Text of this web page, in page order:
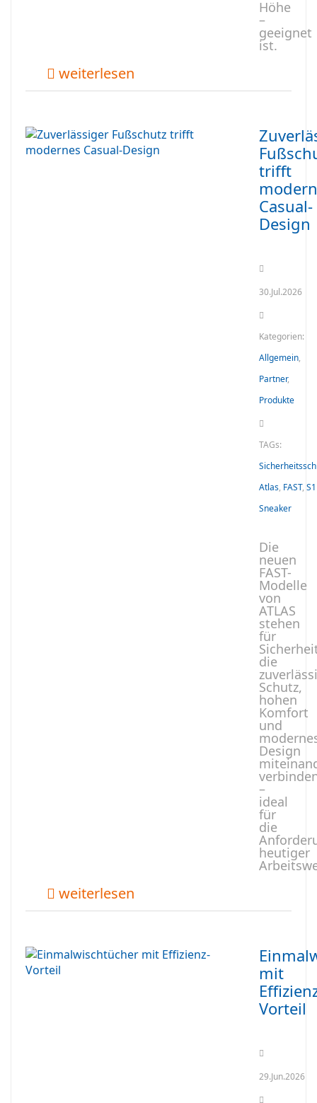
Höhe
–
geeignet
ist.
weiterlesen
trifft
Casual-
Design
30.Jul.2026
Kategorien:
Allgemein,
Partner,
Produkte
TAGs:
Atlas, FAST,
Sneaker
Die
neuen
FAST-
Modelle
von
ATLAS
stehen
für
die
Schutz,
hohen
Komfort
und
Design
–
ideal
für
die
heutiger
weiterlesen
mit
Vorteil
29.Jun.2026